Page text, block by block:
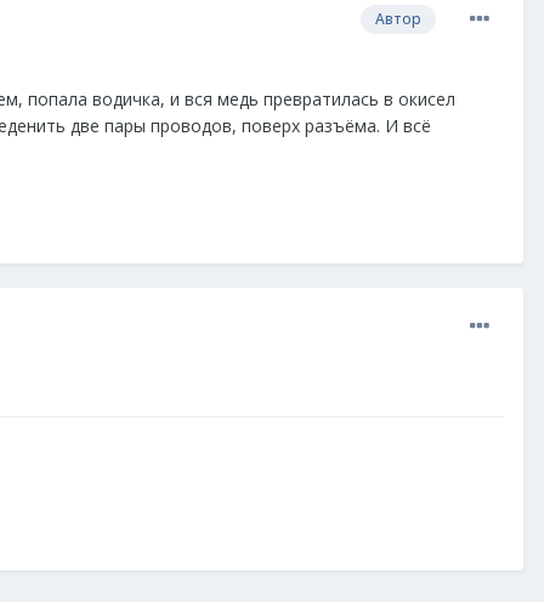
Автор
попала водичка, и вся медь превратилась в окисел
две пары проводов, поверх разъёма. И всё